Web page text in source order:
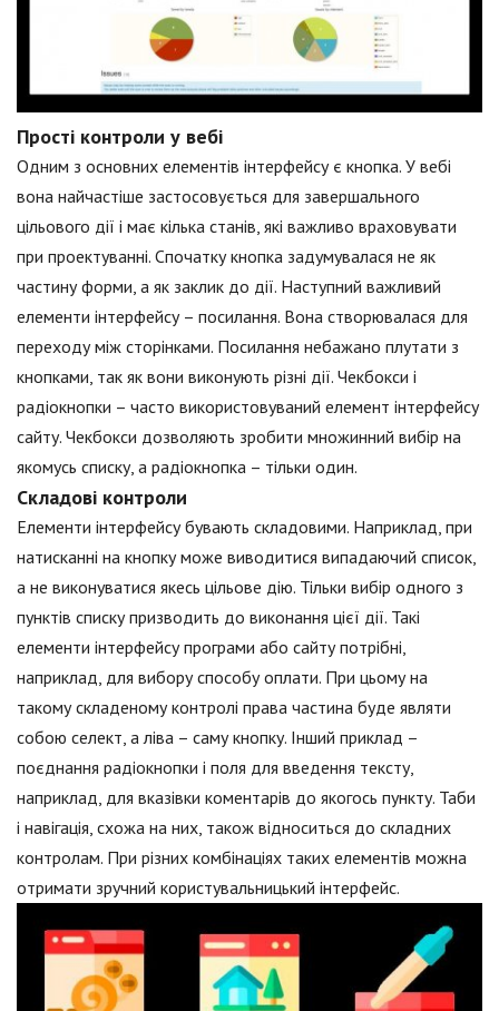
Прості контроли у вебі
Одним з основних елементів інтерфейсу є кнопка. У вебі
вона найчастіше застосовується для завершального
цільового дії і має кілька станів, які важливо враховувати
при проектуванні. Спочатку кнопка задумувалася не як
частину форми, а як заклик до дії. Наступний важливий
елементи інтерфейсу – посилання. Вона створювалася для
переходу між сторінками. Посилання небажано плутати з
кнопками, так як вони виконують різні дії. Чекбокси і
радіокнопки – часто використовуваний елемент інтерфейсу
сайту. Чекбокси дозволяють зробити множинний вибір на
якомусь списку, а радіокнопка – тільки один.
Складові контроли
Елементи інтерфейсу бувають складовими. Наприклад, при
натисканні на кнопку може виводитися випадаючий список,
а не виконуватися якесь цільове дію. Тільки вибір одного з
пунктів списку призводить до виконання цієї дії. Такі
елементи інтерфейсу програми або сайту потрібні,
наприклад, для вибору способу оплати. При цьому на
такому складеному контролі права частина буде являти
собою селект, а ліва – саму кнопку. Інший приклад –
поєднання радіокнопки і поля для введення тексту,
наприклад, для вказівки коментарів до якогось пункту. Таби
і навігація, схожа на них, також відноситься до складних
контролам. При різних комбінаціях таких елементів можна
отримати зручний користувальницький інтерфейс.